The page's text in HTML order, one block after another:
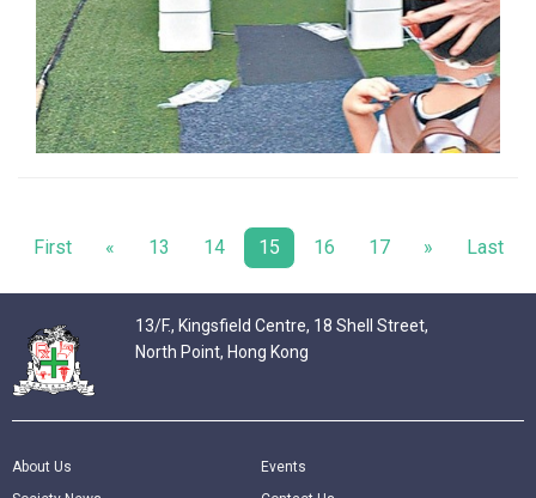
First « 13 14 15 16 17 » Last
13/F., Kingsfield Centre, 18 Shell Street,
North Point, Hong Kong
About Us
Events